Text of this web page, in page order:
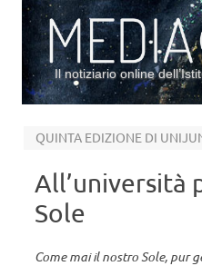
Il notiziario online
QUINTA EDIZIONE DI
All’università
Sole
Come mai il nostro Sole, pur